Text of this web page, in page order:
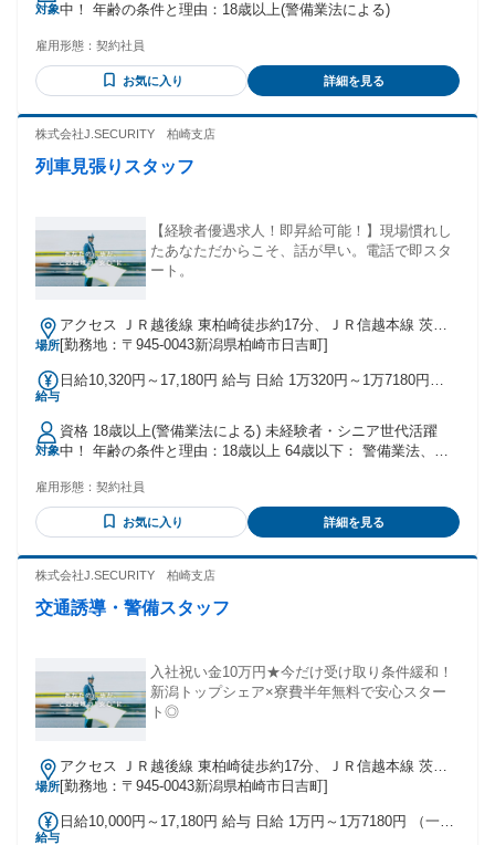
対象
中！ 年齢の条件と理由：18歳以上(警備業法による)
雇用形態： 契約社員
お気に入り 詳細を見る
株式会社J.SECURITY 柏崎支店
列車見張りスタッフ
【経験者優遇求人！即昇給可能！】現場慣れし
たあなただからこそ、話が早い。電話で即スタ
ート。
場所
アクセス ＪＲ越後線 東柏崎徒歩約17分、ＪＲ信越本線 茨目
出入口2徒歩約23分、ＪＲ越後線 柏崎徒歩約28分 東柏崎駅よ
[勤務地：〒945-0043新潟県柏崎市日吉町]
給与
日給10,320円～17,180円 給与 日給 1万320円～1万7180円
9,920円＋車両手当400円＋燃料費 ・夜勤内訳：12,692円＋車
両手当400円＋燃料費 ※残業費・休祭日勤務はなど割増料金
支給 ■月収例 ・日勤23日残業6時間勤務の場合・・249,788円
・夜勤23日残業7時間勤務の場合・・314,782円 （基本給＋残
対象
資格 18歳以上(警備業法による) 未経験者・シニア世代活躍
中！ 年齢の条件と理由：18歳以上 64歳以下： 警備業法、列
65歳未満まで）があるため。
雇用形態： 契約社員
お気に入り 詳細を見る
株式会社J.SECURITY 柏崎支店
交通誘導・警備スタッフ
入社祝い金10万円★今だけ受け取り条件緩和！
新潟トップシェア×寮費半年無料で安心スター
ト◎
場所
アクセス ＪＲ越後線 東柏崎徒歩約17分、ＪＲ信越本線 茨目
出入口2徒歩約23分、ＪＲ越後線 柏崎徒歩約28分 東柏崎駅よ
[勤務地：〒945-0043新潟県柏崎市日吉町]
給与
日給10,000円～17,180円 給与 日給 1万円～1万7180円 （一律